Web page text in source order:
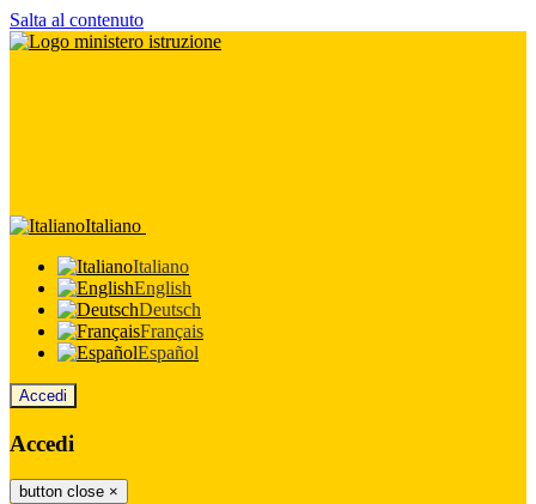
Salta al contenuto
Italiano
Italiano
English
Deutsch
Français
Español
Accedi
Accedi
button close ×